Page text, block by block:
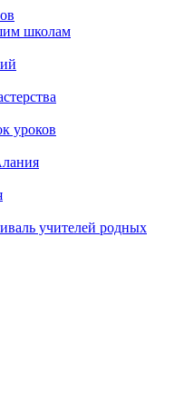
школам
уроков
учителей родных